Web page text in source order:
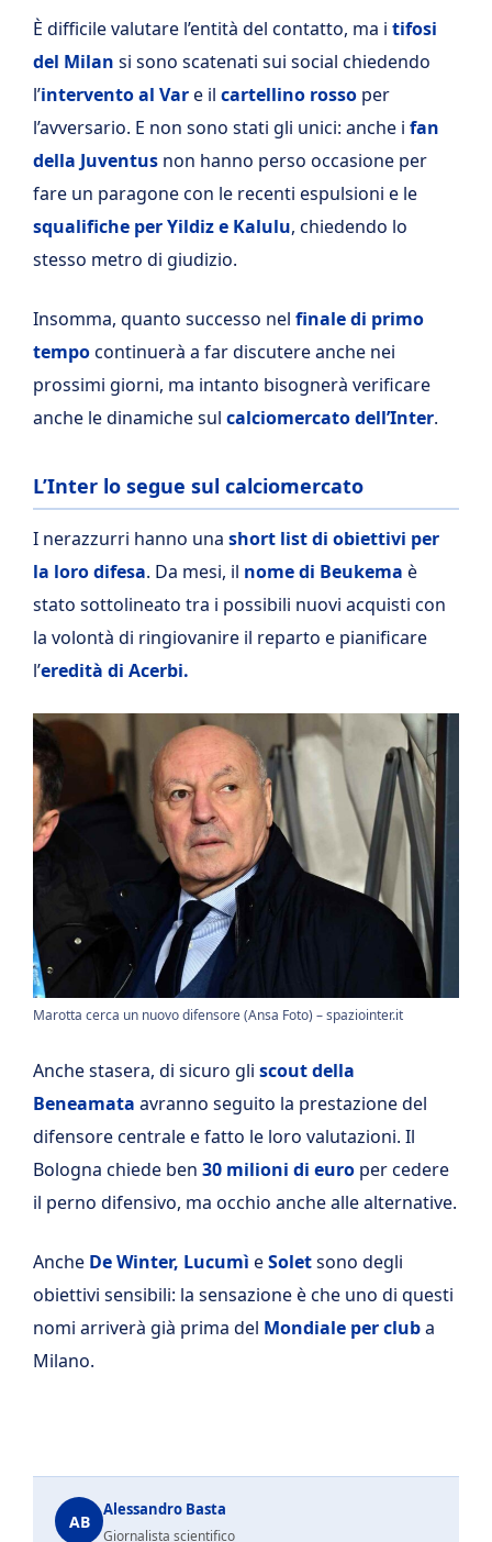
È difficile valutare l’entità del contatto, ma i tifosi
del Milan si sono scatenati sui social chiedendo
l’intervento al Vare il cartellino rosso per
l’avversario. E non sono stati gli unici: anche i fan
della Juventus non hanno perso occasione per
fare un paragone con le recenti espulsioni e le
squalifiche per Yildiz e Kalulu, chiedendo lo
stesso metro di giudizio.
Insomma, quanto successo nel finale di primo
tempocontinuerà a far discutere anche nei
prossimi giorni, ma intanto bisognerà verificare
anche le dinamiche sul calciomercato dell’Inter.
L’Inter lo segue sul calciomercato
I nerazzurri hanno una short list di obiettivi per
la loro difesa. Da mesi, il nome di Beukema è
stato sottolineato tra i possibili nuovi acquisti con
la volontà di ringiovanire il reparto e pianificare
l’eredità di Acerbi.
Marotta cerca un nuovo difensore (Ansa Foto) – spaziointer.it
Anche stasera, di sicuro gli scout della
Beneamata avranno seguito la prestazione del
difensore centrale e fatto le loro valutazioni. Il
Bologna chiede ben 30 milioni di euro per cedere
il perno difensivo, ma occhio anche alle alternative.
Anche De Winter, Lucumì eSoletsono degli
obiettivi sensibili: la sensazione è che uno di questi
nomi arriverà già prima del Mondiale per cluba
Milano.
AB
Alessandro Basta
Giornalista scientifico